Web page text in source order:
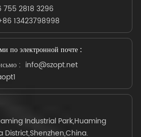
755 2818 3296
13423798998
по электронной почте :
: info@szopt.net
Industrial Park,Huaming
District,Shenzhen,China.